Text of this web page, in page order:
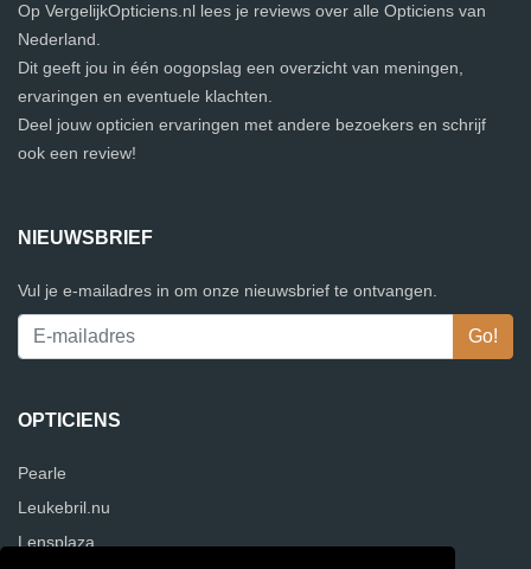
Op VergelijkOpticiens.nl lees je reviews over alle Opticiens van
Nederland.
Dit geeft jou in één oogopslag een overzicht van meningen,
ervaringen en eventuele klachten.
Deel jouw opticien ervaringen met andere bezoekers en schrijf
ook een review!
NIEUWSBRIEF
Vul je e-mailadres in om onze nieuwsbrief te ontvangen.
OPTICIENS
Pearle
Leukebril.nu
Lensplaza